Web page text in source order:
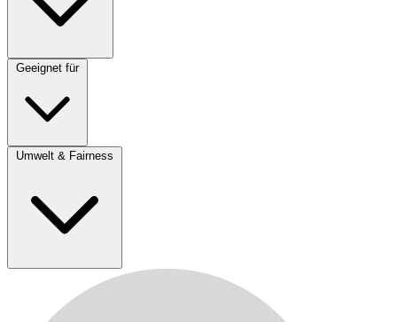
Geeignet für
Umwelt & Fairness